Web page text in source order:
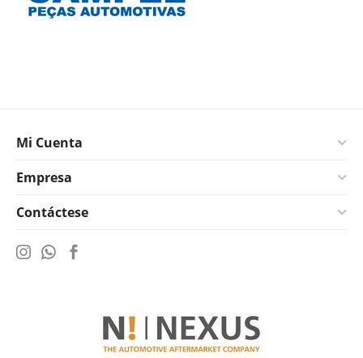
Mi Cuenta
Empresa
Contáctese